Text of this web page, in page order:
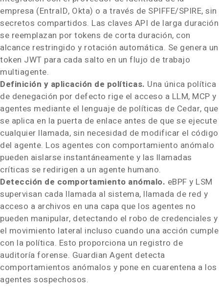
empresa (EntraID, Okta) o a través de SPIFFE/SPIRE, sin
secretos compartidos. Las claves API de larga duración
se reemplazan por tokens de corta duración, con
alcance restringido y rotación automática. Se genera un
token JWT para cada salto en un flujo de trabajo
multiagente.
Definición y aplicación de políticas. Una única política
de denegación por defecto rige el acceso a LLM, MCP y
agentes mediante el lenguaje de políticas de Cedar, que
se aplica en la puerta de enlace antes de que se ejecute
cualquier llamada, sin necesidad de modificar el código
del agente. Los agentes con comportamiento anómalo
pueden aislarse instantáneamente y las llamadas
críticas se redirigen a un agente humano.
Detección de comportamiento anómalo. eBPF y LSM
supervisan cada llamada al sistema, llamada de red y
acceso a archivos en una capa que los agentes no
pueden manipular, detectando el robo de credenciales y
el movimiento lateral incluso cuando una acción cumple
con la política. Esto proporciona un registro de
auditoría forense. Guardian Agent detecta
comportamientos anómalos y pone en cuarentena a los
agentes sospechosos.